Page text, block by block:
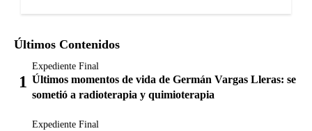
Últimos Contenidos
Expediente Final
Últimos momentos de vida de Germán Vargas Lleras: se
sometió a radioterapia y quimioterapia
Expediente Final